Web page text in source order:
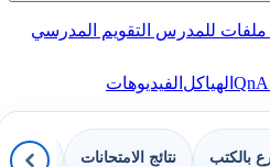
ملفات للمدرس التقويم المدرسي
الهياكل الفيديوهات
بالكتب نتائج الامتحانات